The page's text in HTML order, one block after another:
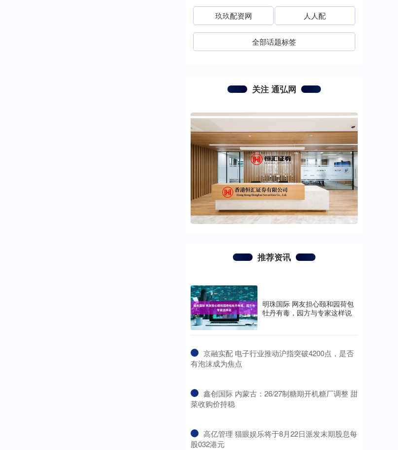
玖玖配资网 人人配
全部话题标签
关注 通弘网
推荐资讯
明珠国际 网友担心颐和园荷包
牡丹有毒，园方与专家这样说
​京融实配 电子行业推动沪指突破4200点，是否
有泡沫成为焦点
​鑫创国际 内蒙古：26/27制糖期开机糖厂调整 甜
菜收购价持稳
​高亿管理 猫眼娱乐将于8月22日派发末期股息每
股032港元